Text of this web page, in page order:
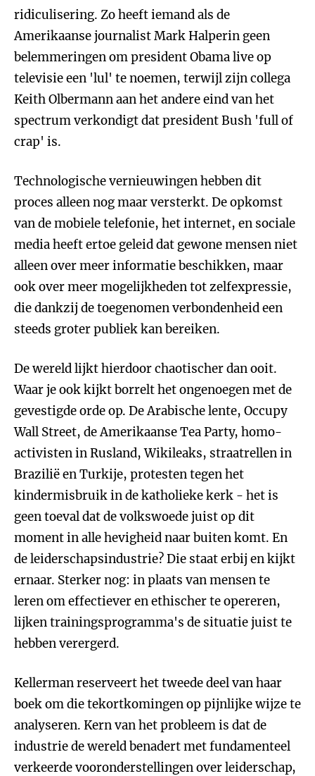
ridiculisering. Zo heeft iemand als de
Amerikaanse journalist Mark Halperin geen
belemmeringen om president Obama live op
televisie een 'lul' te noemen, terwijl zijn collega
Keith Olbermann aan het andere eind van het
spectrum verkondigt dat president Bush 'full of
crap' is.
Technologische vernieuwingen hebben dit
proces alleen nog maar versterkt. De opkomst
van de mobiele telefonie, het internet, en sociale
media heeft ertoe geleid dat gewone mensen niet
alleen over meer informatie beschikken, maar
ook over meer mogelijkheden tot zelfexpressie,
die dankzij de toegenomen verbondenheid een
steeds groter publiek kan bereiken.
De wereld lijkt hierdoor chaotischer dan ooit.
Waar je ook kijkt borrelt het ongenoegen met de
gevestigde orde op. De Arabische lente, Occupy
Wall Street, de Amerikaanse Tea Party, homo-
activisten in Rusland, Wikileaks, straatrellen in
Brazilië en Turkije, protesten tegen het
kindermisbruik in de katholieke kerk - het is
geen toeval dat de volkswoede juist op dit
moment in alle hevigheid naar buiten komt. En
de leiderschapsindustrie? Die staat erbij en kijkt
ernaar. Sterker nog: in plaats van mensen te
leren om effectiever en ethischer te opereren,
lijken trainingsprogramma's de situatie juist te
hebben verergerd.
Kellerman reserveert het tweede deel van haar
boek om die tekortkomingen op pijnlijke wijze te
analyseren. Kern van het probleem is dat de
industrie de wereld benadert met fundamenteel
verkeerde vooronderstellingen over leiderschap,